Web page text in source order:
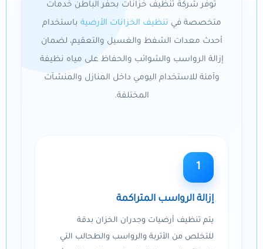
توفر شركة تنظيف خزانات بحفر الباطن خدمات
متخصصة في تنظيف الخزانات الأرضية باستخدام
أحدث معدات الشفط والغسيل والتعقيم، لضمان
إزالة الرواسب والشوائب والحفاظ على مياه نظيفة
وآمنة للاستخدام اليومي داخل المنازل والمنشآت
المختلفة.
1
إزالة الرواسب المتراكمة
يتم تنظيف أرضيات وجدران الخزان بدقة
للتخلص من الأتربة والرواسب والطحالب التي